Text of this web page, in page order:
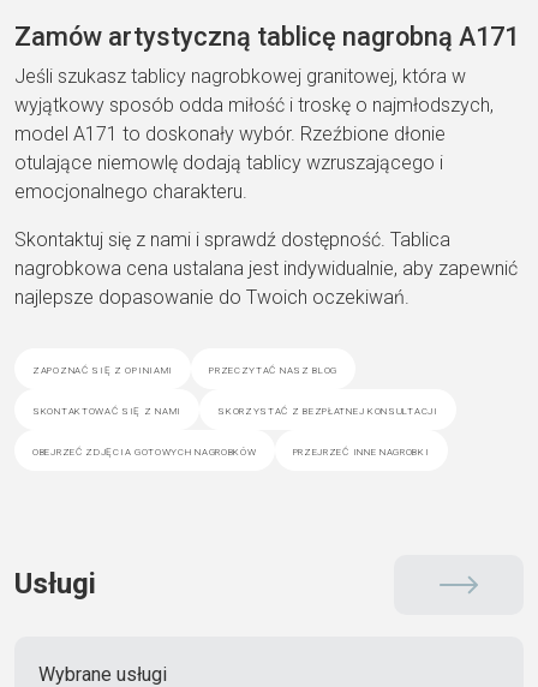
Zamów artystyczną tablicę nagrobną A171
Jeśli szukasz tablicy nagrobkowej granitowej, która w
wyjątkowy sposób odda miłość i troskę o najmłodszych,
model A171 to doskonały wybór. Rzeźbione dłonie
otulające niemowlę dodają tablicy wzruszającego i
emocjonalnego charakteru.
Skontaktuj się z nami i sprawdź dostępność. Tablica
nagrobkowa cena ustalana jest indywidualnie, aby zapewnić
najlepsze dopasowanie do Twoich oczekiwań.
zapoznać się z opiniami przeczytać nasz blog
skontaktować się z nami skorzystać z bezpłatnej konsultacji
obejrzeć zdjęcia gotowych nagrobków przejrzeć inne nagrobki
Usługi
Wybrane usługi